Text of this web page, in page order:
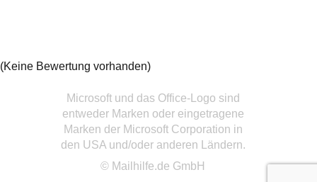
(Keine Bewertung vorhanden)
Microsoft und das Office-Logo sind
entweder Marken oder eingetragene
Marken der Microsoft Corporation in
den USA und/oder anderen Ländern.
© Mailhilfe.de GmbH